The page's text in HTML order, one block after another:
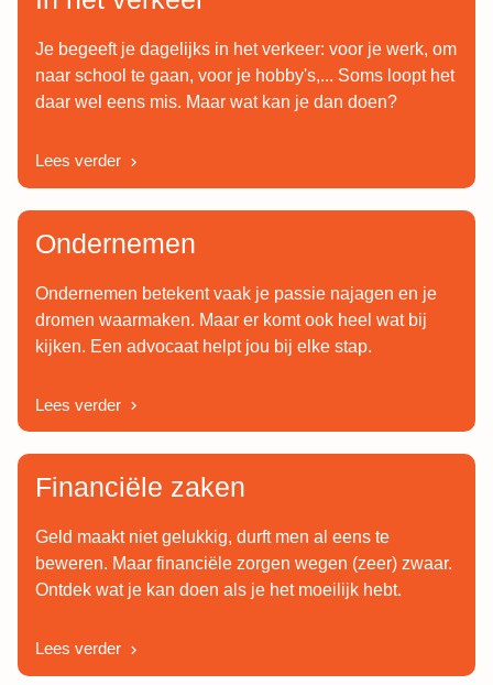
Je begeeft je dagelijks in het verkeer: voor je werk, om
naar school te gaan, voor je hobby's,... Soms loopt het
daar wel eens mis. Maar wat kan je dan doen?
Lees verder
Ondernemen
Ondernemen betekent vaak je passie najagen en je
dromen waarmaken. Maar er komt ook heel wat bij
kijken. Een advocaat helpt jou bij elke stap.
Lees verder
Financiële zaken
Geld maakt niet gelukkig, durft men al eens te
beweren. Maar financiële zorgen wegen (zeer) zwaar.
Ontdek wat je kan doen als je het moeilijk hebt.
Lees verder